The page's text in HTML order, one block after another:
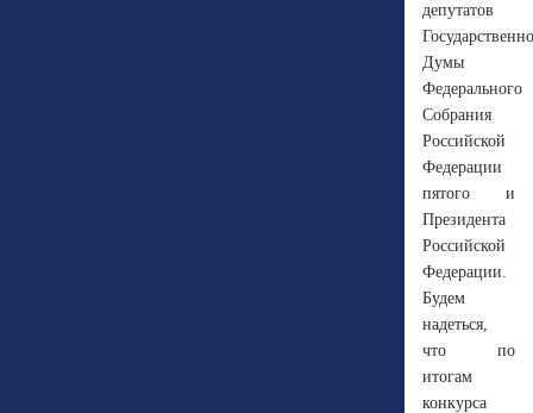
депутатов
Думы
Федерального
Собрания
Российской
Федерации
пятого и
Президента
Российской
Федерации.
Будем
надеться,
что по
итогам
конкурса